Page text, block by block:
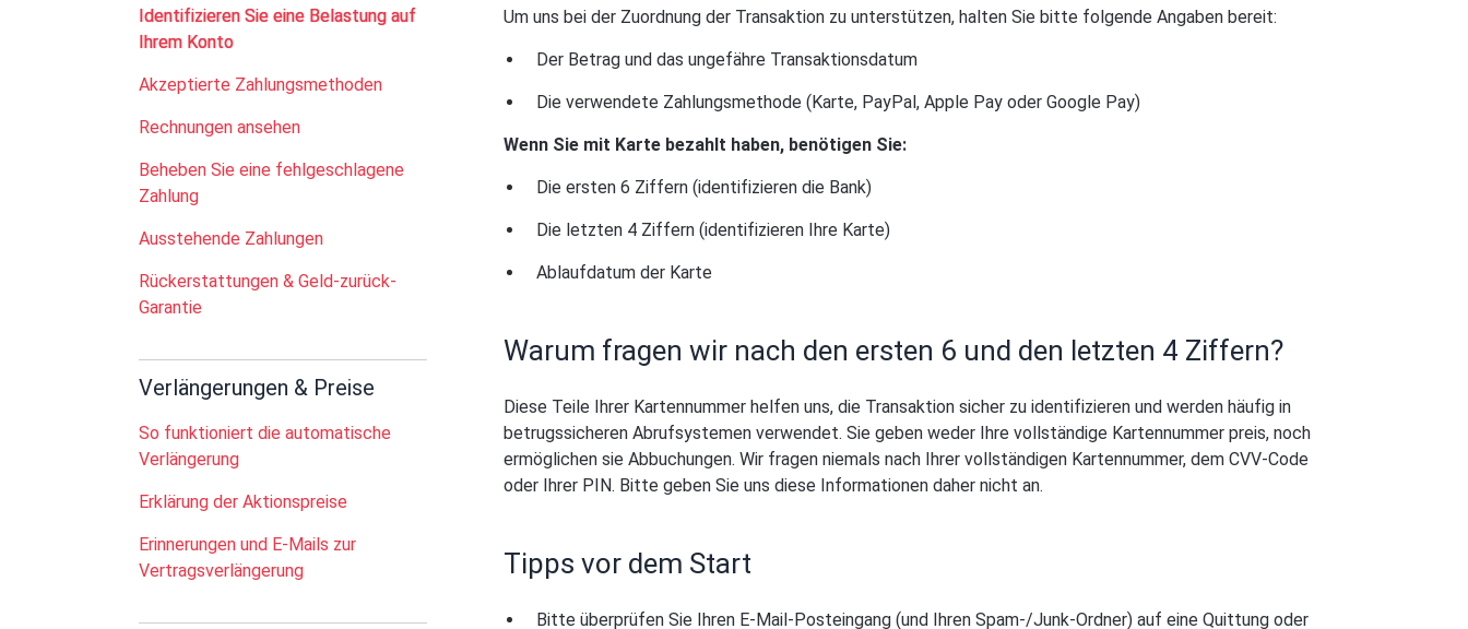
Identifizieren Sie eine Belastung auf
Ihrem Konto
Akzeptierte Zahlungsmethoden
Rechnungen ansehen
Beheben Sie eine fehlgeschlagene
Zahlung
Ausstehende Zahlungen
Rückerstattungen & Geld-zurück-
Garantie
Verlängerungen & Preise
So funktioniert die automatische
Verlängerung
Erklärung der Aktionspreise
Erinnerungen und E-Mails zur
Vertragsverlängerung
Um uns bei der Zuordnung der Transaktion zu unterstützen, halten Sie bitte folgende Angaben bereit:
Der Betrag und das ungefähre Transaktionsdatum
Die verwendete Zahlungsmethode (Karte, PayPal, Apple Pay oder Google Pay)
Wenn Sie mit Karte bezahlt haben, benötigen Sie:
Die ersten 6 Ziffern (identifizieren die Bank)
Die letzten 4 Ziffern (identifizieren Ihre Karte)
Ablaufdatum der Karte
Warum fragen wir nach den ersten 6 und den letzten 4 Ziffern?
Diese Teile Ihrer Kartennummer helfen uns, die Transaktion sicher zu identifizieren und werden häufig in
betrugssicheren Abrufsystemen verwendet. Sie geben weder Ihre vollständige Kartennummer preis, noch
ermöglichen sie Abbuchungen. Wir fragen niemals nach Ihrer vollständigen Kartennummer, dem CVV-Code
oder Ihrer PIN. Bitte geben Sie uns diese Informationen daher nicht an.
Tipps vor dem Start
Bitte überprüfen Sie Ihren E-Mail-Posteingang (und Ihren Spam-/Junk-Ordner) auf eine Quittung oder